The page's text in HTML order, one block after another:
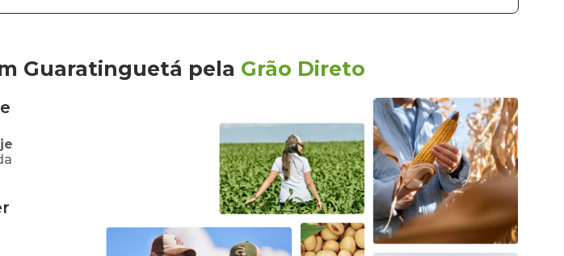
Guaratinguetá pela Grão Direto